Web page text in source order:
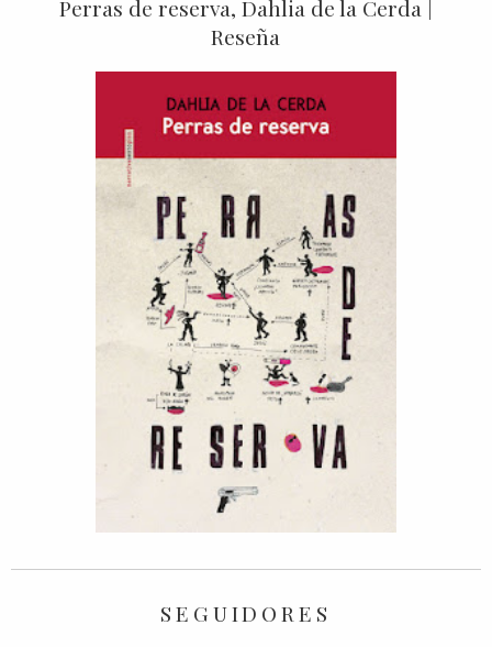
Perras de reserva, Dahlia de la Cerda |
Reseña
SEGUIDORES